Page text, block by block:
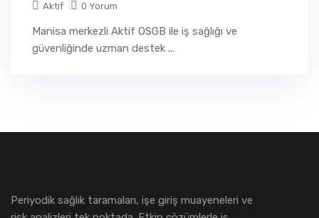
Aktif 0 Yorum
Manisa merkezli Aktif OSGB ile iş sağlığı ve
güvenliğinde uzman destek ...
Periyodik sağlık taramaları, işe giriş muayeneleri ve